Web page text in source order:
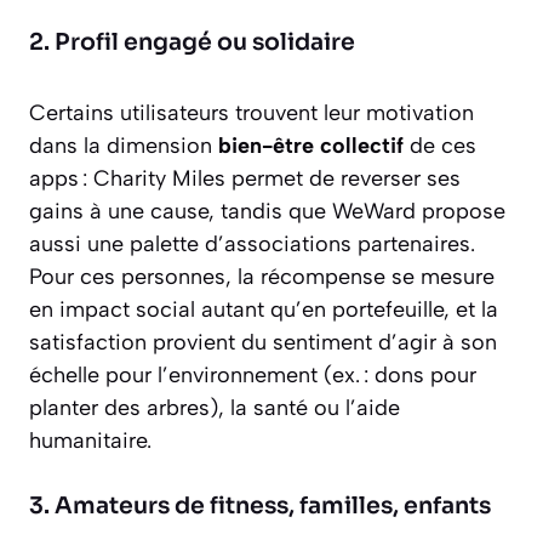
2. Profil engagé ou solidaire
Certains utilisateurs trouvent leur motivation
dans la dimension bien-être collectif de ces
apps : Charity Miles permet de reverser ses
gains à une cause, tandis que WeWard propose
aussi une palette d’associations partenaires.
Pour ces personnes, la récompense se mesure
en impact social autant qu’en portefeuille, et la
satisfaction provient du sentiment d’agir à son
échelle pour l’environnement (ex. : dons pour
planter des arbres), la santé ou l’aide
humanitaire.
3. Amateurs de fitness, familles, enfants